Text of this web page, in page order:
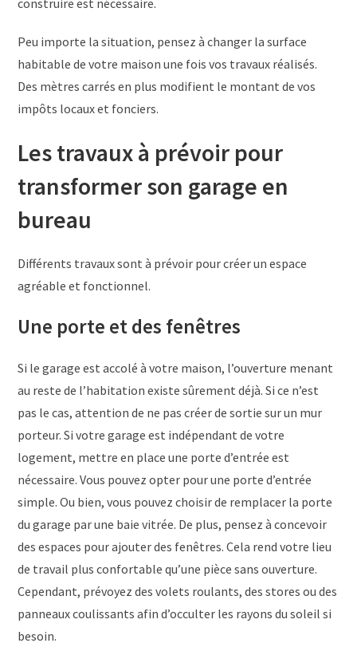
Peu importe la situation, pensez à changer la surface
habitable de votre maison une fois vos travaux réalisés.
Des mètres carrés en plus modifient le montant de vos
impôts locaux et fonciers.
Les travaux à prévoir pour
transformer son garage en
bureau
Différents travaux sont à prévoir pour créer un espace
agréable et fonctionnel.
Une porte et des fenêtres
Si le garage est accolé à votre maison, l’ouverture menant
au reste de l’habitation existe sûrement déjà. Si ce n’est
pas le cas, attention de ne pas créer de sortie sur un mur
porteur. Si votre garage est indépendant de votre
logement, mettre en place une porte d’entrée est
nécessaire. Vous pouvez opter pour une porte d’entrée
simple. Ou bien, vous pouvez choisir de remplacer la porte
du garage par une baie vitrée. De plus, pensez à concevoir
des espaces pour ajouter des fenêtres. Cela rend votre lieu
de travail plus confortable qu’une pièce sans ouverture.
Cependant, prévoyez des volets roulants, des stores ou des
panneaux coulissants afin d’occulter les rayons du soleil si
besoin.